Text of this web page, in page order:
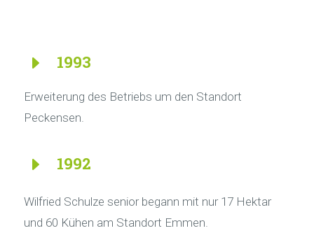
E 1993
Erweiterung des Betriebs um den Standort
Peckensen.
E 1992
Wilfried Schulze senior begann mit nur 17 Hektar
und 60 Kühen am Standort Emmen.